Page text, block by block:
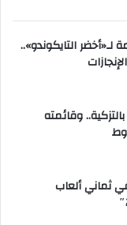
لـ«أخضر التايكوندو»..
بالتزكية.. وقائمته
في ثماني ألعاب